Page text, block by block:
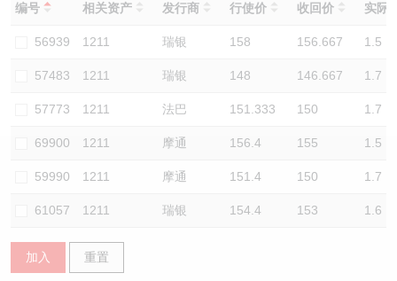
编号 相关资产 发行商 行使价 收回价 实际
56939 1211 瑞银 158 156.667 1.5
57483 1211 瑞银 148 146.667 1.7
57773 1211 法巴 151.333 150 1.7
69900 1211 摩通 156.4 155 1.5
59990 1211 摩通 151.4 150 1.7
61057 1211 瑞银 154.4 153 1.6
加入 重置
认股证速算机
认股证/牛熊证日志
认股证文件及公告
已收回牛熊证剩余价值
牛熊证到期结算价查找
牛熊证分析仪
三十大平均引伸波幅
相关资产沽空
中资ETFs溢价比较
AH 股价对照
认股证牛熊证常问问题